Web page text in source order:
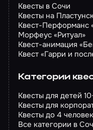
Квесты в Сочи
Квесты на
Квест-Перформанс
Морфеус «Ритуал»
Квест-анимация
Квест «Гарри и
Категории
Квесты для детей
Квесты для
Квесты до 4 человек
Все категории в